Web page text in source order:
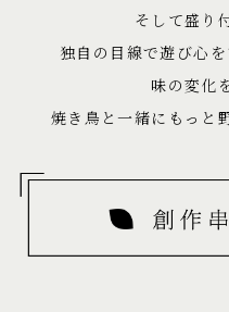
そして盛り
独自の目線で遊び心
味の変化
焼き鳥と一緒にもっと